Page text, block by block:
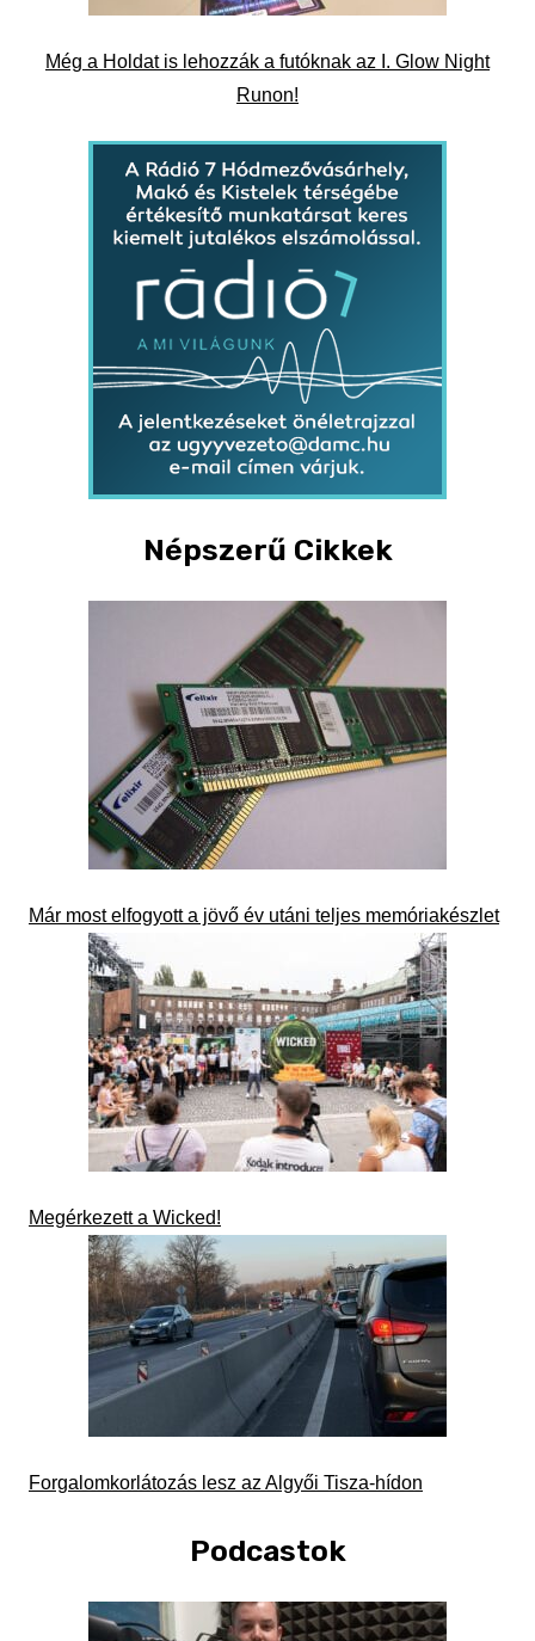
Még a Holdat is lehozzák a futóknak az I. Glow Night
Runon!
Népszerű Cikkek
Már most elfogyott a jövő év utáni teljes memóriakészlet
Megérkezett a Wicked!
Forgalomkorlátozás lesz az Algyői Tisza-hídon
Podcastok